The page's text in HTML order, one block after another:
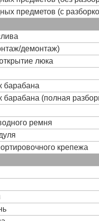
предметов (с
демонтаж)
люка
барабана
барабана (полная
ремня
крепежа